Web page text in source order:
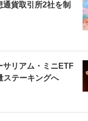
貨取引所2社を制
サリアム・ミニETF
ステーキングへ